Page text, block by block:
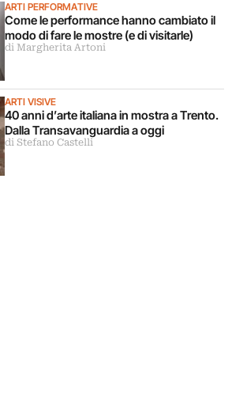
ARTI PERFORMATIVE
Come le performance hanno cambiato il
modo di fare le mostre (e di visitarle)
di Margherita Artoni
ARTI VISIVE
40 anni d’arte italiana in mostra a Trento.
Dalla Transavanguardia a oggi
di Stefano Castelli